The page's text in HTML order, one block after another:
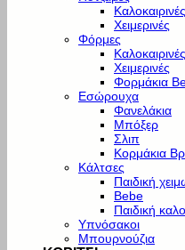
Καλοκαιρινές
Χειμερινές
Φόρμες
Καλοκαιρινές
Χειμερινές
Φορμάκια
Εσώρουχα
Φανελάκια
Μπόξερ
Σλιπ
Κορμάκια
Κάλτσες
Παιδική
Bebe
Παιδική
Υπνόσακοι
Μπουρνούζια